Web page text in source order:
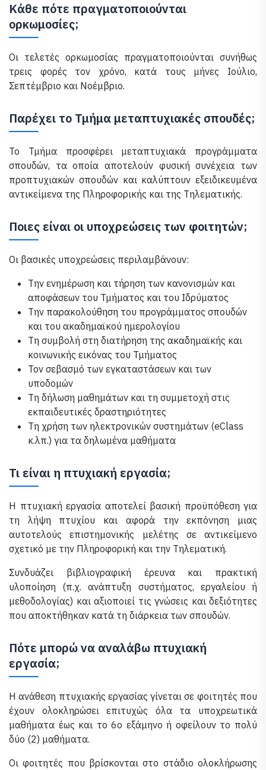
Κάθε πότε πραγματοποιούνται
ορκωμοσίες;
Οι τελετές ορκωμοσίας πραγματοποιούνται συνήθως
τρεις φορές τον χρόνο, κατά τους μήνες Ιούλιο,
Σεπτέμβριο και Νοέμβριο.
Παρέχει το Τμήμα μεταπτυχιακές σπουδές;
Το Τμήμα προσφέρει μεταπτυχιακά προγράμματα
σπουδών, τα οποία αποτελούν φυσική συνέχεια των
προπτυχιακών σπουδών και καλύπτουν εξειδικευμένα
αντικείμενα της Πληροφορικής και της Τηλεματικής.
Ποιες είναι οι υποχρεώσεις των φοιτητών;
Οι βασικές υποχρεώσεις περιλαμβάνουν:
Την ενημέρωση και τήρηση των κανονισμών και
αποφάσεων του Τμήματος και του Ιδρύματος
Την παρακολούθηση του προγράμματος σπουδών
και του ακαδημαϊκού ημερολογίου
Τη συμβολή στη διατήρηση της ακαδημαϊκής και
κοινωνικής εικόνας του Τμήματος
Τον σεβασμό των εγκαταστάσεων και των
υποδομών
Τη δήλωση μαθημάτων και τη συμμετοχή στις
εκπαιδευτικές δραστηριότητες
Τη χρήση των ηλεκτρονικών συστημάτων (eClass
κ.λπ.) για τα δηλωμένα μαθήματα
Τι είναι η πτυχιακή εργασία;
Η πτυχιακή εργασία αποτελεί βασική προϋπόθεση για
τη λήψη πτυχίου και αφορά την εκπόνηση μιας
αυτοτελούς επιστημονικής μελέτης σε αντικείμενο
σχετικό με την Πληροφορική και την Τηλεματική.
Συνδυάζει βιβλιογραφική έρευνα και πρακτική
υλοποίηση (π.χ. ανάπτυξη συστήματος, εργαλείου ή
μεθοδολογίας) και αξιοποιεί τις γνώσεις και δεξιότητες
που αποκτήθηκαν κατά τη διάρκεια των σπουδών.
Πότε μπορώ να αναλάβω πτυχιακή
εργασία;
Η ανάθεση πτυχιακής εργασίας γίνεται σε φοιτητές που
έχουν ολοκληρώσει επιτυχώς όλα τα υποχρεωτικά
μαθήματα έως και το 6ο εξάμηνο ή οφείλουν το πολύ
δύο (2) μαθήματα.
Οι φοιτητές που βρίσκονται στο στάδιο ολοκλήρωσης